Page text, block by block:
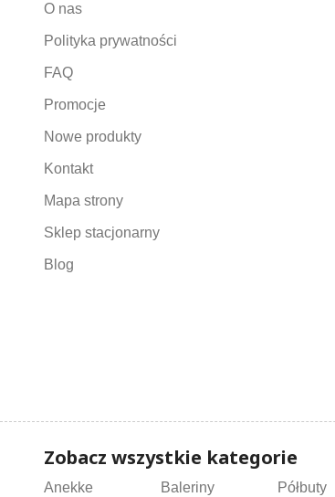
O nas
Polityka prywatności
FAQ
Promocje
Nowe produkty
Kontakt
Mapa strony
Sklep stacjonarny
Blog
Zobacz wszystkie kategorie
Anekke
Baleriny
Półbuty